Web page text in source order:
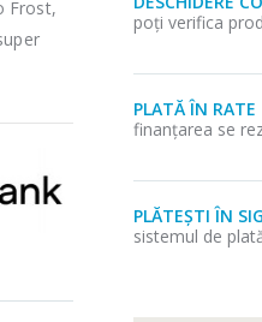
Frost,
poți verifica
PLATĂ ÎN RATE
finanțarea se
PLĂTEȘTI ÎN
sistemul de